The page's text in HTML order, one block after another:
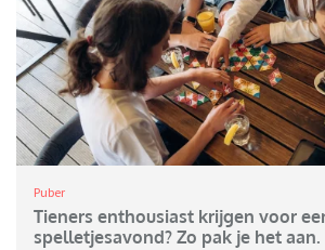
Puber
Tieners enthousiast krijgen voor
spelletjesavond? Zo pak je het aan.